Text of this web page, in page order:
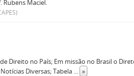
Rubens Maciel.
no País; Em missão no Brasil o
Diversas; Tabela ... »